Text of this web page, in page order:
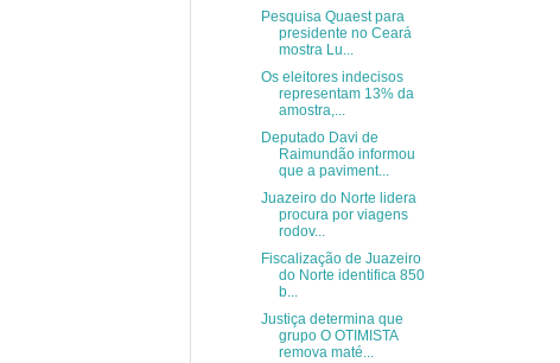
Pesquisa Quaest para
presidente no Ceará
mostra Lu...
Os eleitores indecisos
representam 13% da
amostra,...
Deputado Davi de
Raimundão informou
que a paviment...
Juazeiro do Norte lidera
procura por viagens
rodov...
Fiscalização de Juazeiro
do Norte identifica 850
b...
Justiça determina que
grupo O OTIMISTA
remova maté...